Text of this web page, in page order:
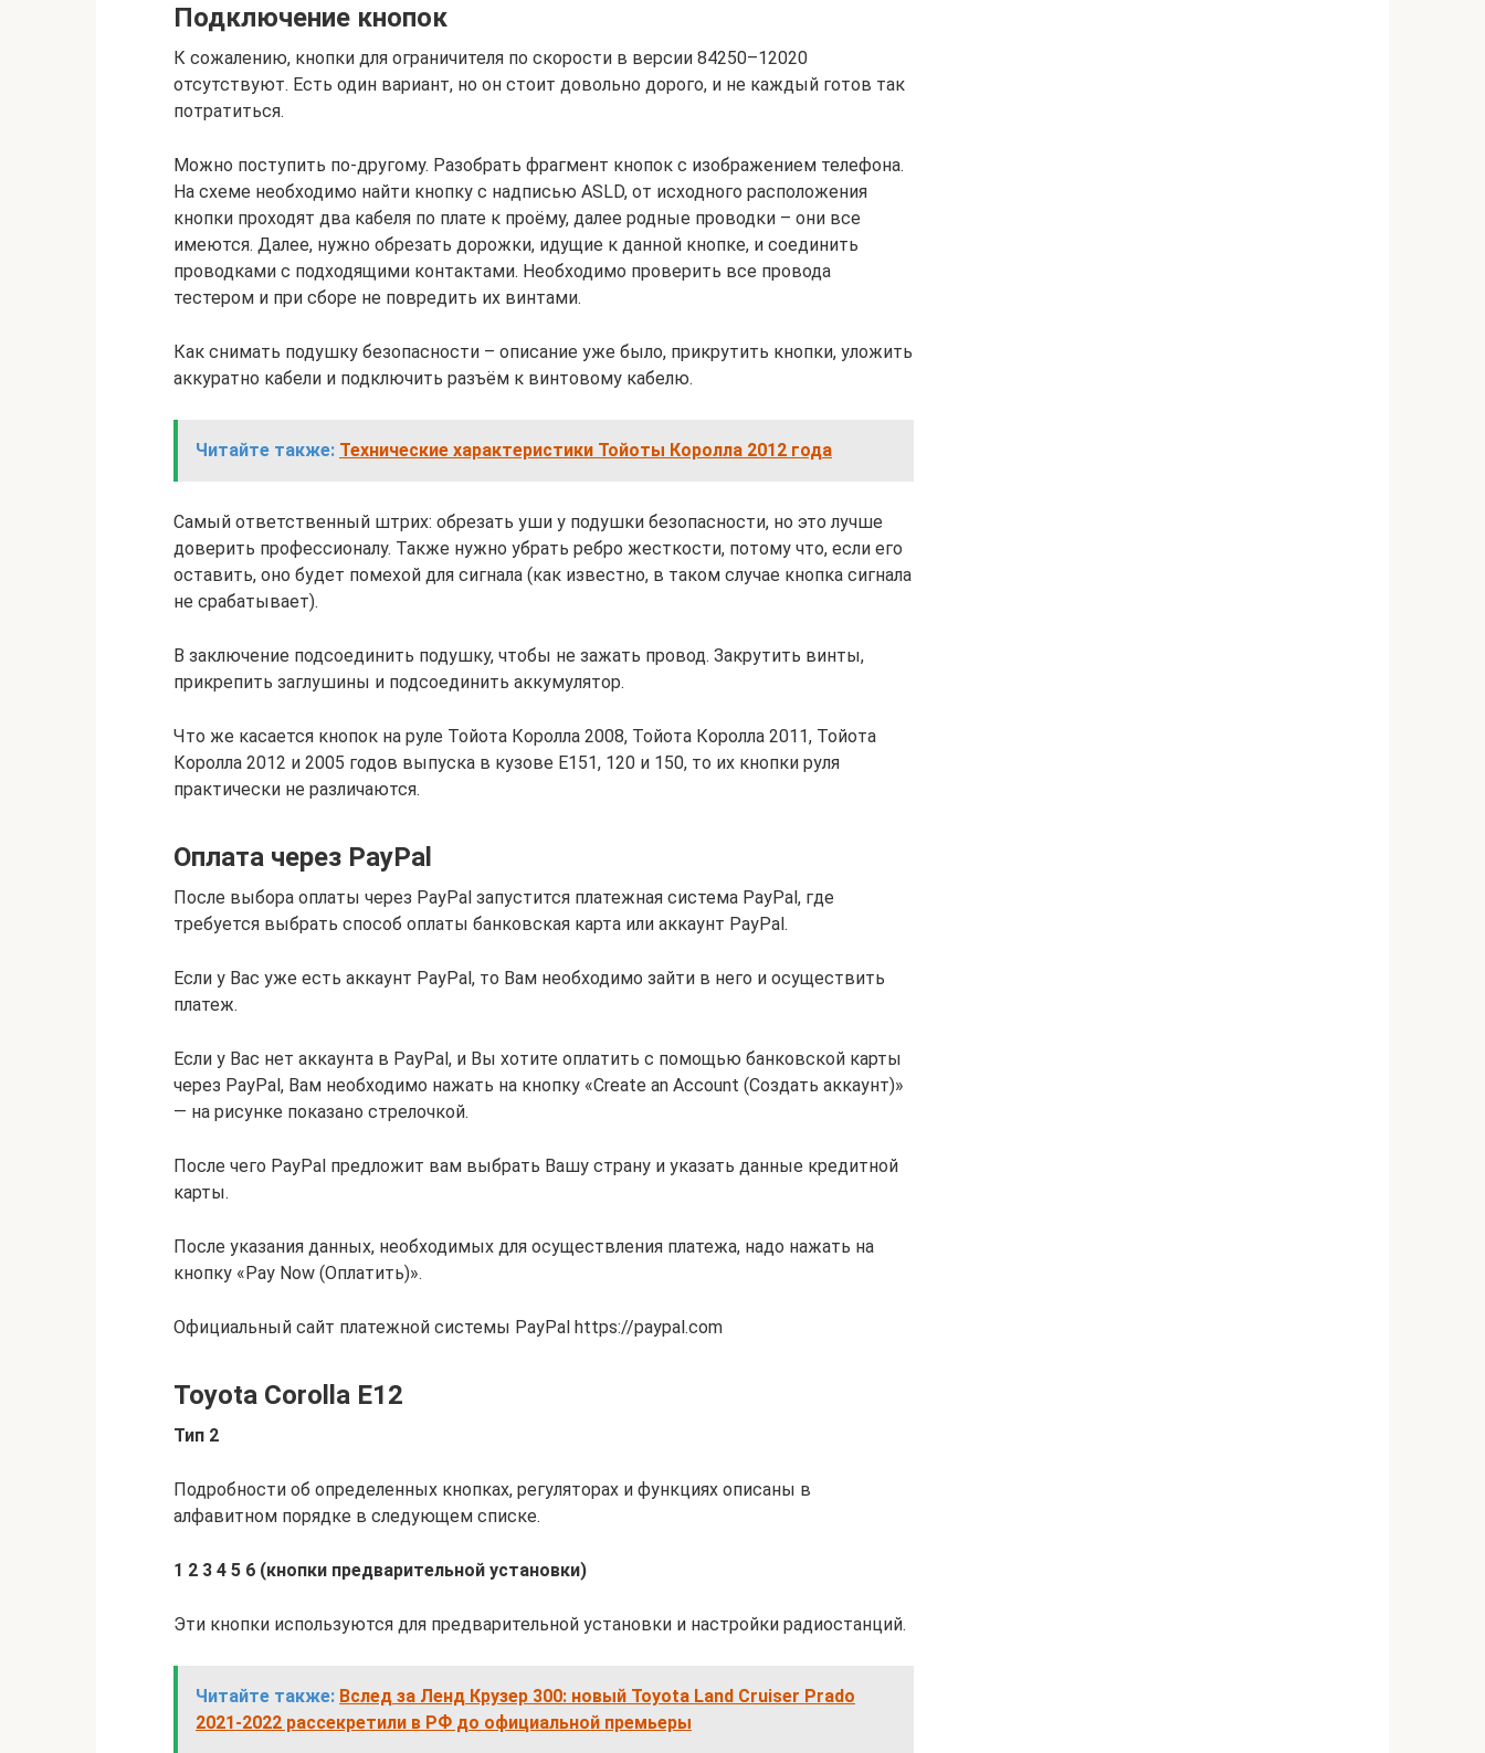
Подключение кнопок
К сожалению, кнопки для ограничителя по скорости в версии 84250–12020
отсутствуют. Есть один вариант, но он стоит довольно дорого, и не каждый готов так
потратиться.
Можно поступить по-другому. Разобрать фрагмент кнопок с изображением телефона.
На схеме необходимо найти кнопку с надписью ASLD, от исходного расположения
кнопки проходят два кабеля по плате к проёму, далее родные проводки – они все
имеются. Далее, нужно обрезать дорожки, идущие к данной кнопке, и соединить
проводками с подходящими контактами. Необходимо проверить все провода
тестером и при сборе не повредить их винтами.
Как снимать подушку безопасности – описание уже было, прикрутить кнопки, уложить
аккуратно кабели и подключить разъём к винтовому кабелю.
Читайте также: Технические характеристики Тойоты Королла 2012 года
Самый ответственный штрих: обрезать уши у подушки безопасности, но это лучше
доверить профессионалу. Также нужно убрать ребро жесткости, потому что, если его
оставить, оно будет помехой для сигнала (как известно, в таком случае кнопка сигнала
не срабатывает).
В заключение подсоединить подушку, чтобы не зажать провод. Закрутить винты,
прикрепить заглушины и подсоединить аккумулятор.
Что же касается кнопок на руле Тойота Королла 2008, Тойота Королла 2011, Тойота
Королла 2012 и 2005 годов выпуска в кузове Е151, 120 и 150, то их кнопки руля
практически не различаются.
Оплата через PayPal
После выбора оплаты через PayPal запустится платежная система PayPal, где
требуется выбрать способ оплаты банковская карта или аккаунт PayPal.
Если у Вас уже есть аккаунт PayPal, то Вам необходимо зайти в него и осуществить
платеж.
Если у Вас нет аккаунта в PayPal, и Вы хотите оплатить с помощью банковской карты
через PayPal, Вам необходимо нажать на кнопку «Create an Account (Создать аккаунт)»
— на рисунке показано стрелочкой.
После чего PayPal предложит вам выбрать Вашу страну и указать данные кредитной
карты.
После указания данных, необходимых для осуществления платежа, надо нажать на
кнопку «Pay Now (Оплатить)».
Официальный сайт платежной системы PayPal https://paypal.com
Toyota Corolla E12
Тип 2
Подробности об определенных кнопках, регуляторах и функциях описаны в
алфавитном порядке в следующем списке.
1 2 3 4 5 6 (кнопки предварительной установки)
Эти кнопки используются для предварительной установки и настройки радиостанций.
Читайте также: Вслед за Ленд Крузер 300: новый Toyota Land Cruiser Prado
2021-2022 рассекретили в РФ до официальной премьеры